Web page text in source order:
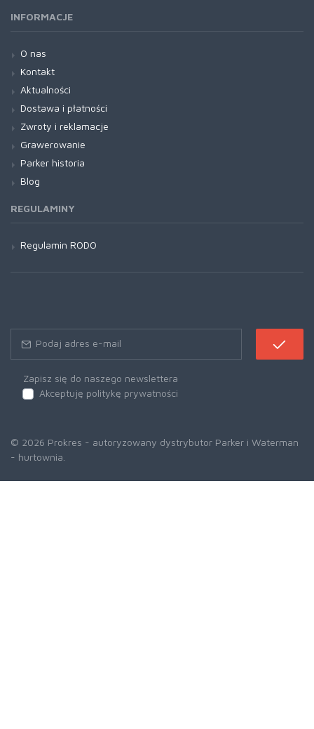
INFORMACJE
O nas
Kontakt
Aktualności
Dostawa i płatności
Zwroty i reklamacje
Grawerowanie
Parker historia
Blog
REGULAMINY
Regulamin RODO
Zapisz się do naszego newslettera
Akceptuję politykę prywatności
© 2026 Prokres - autoryzowany dystrybutor Parker i Waterman
- hurtownia.